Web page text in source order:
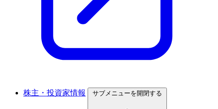
株主・投資家情報 サブメニューを開閉する